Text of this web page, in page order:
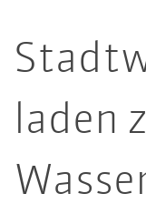
laden